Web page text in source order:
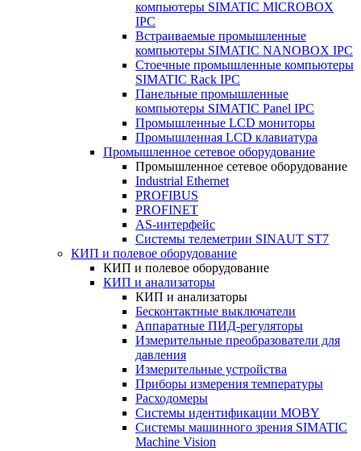
компьютеры SIMATIC MICROBOX
IPC
Встраиваемые промышленные
компьютеры SIMATIC NANOBOX IPC
Стоечные промышленные компьютеры
SIMATIC Rack IPC
Панельные промышленные
компьютеры SIMATIC Panel IPC
Промышленные LCD мониторы
Промышленная LCD клавиатура
Промышленное сетевое оборудование
Промышленное сетевое оборудование
Industrial Ethernet
PROFIBUS
PROFINET
AS-интерфейс
Системы телеметрии SINAUT ST7
КИП и полевое оборудование
КИП и полевое оборудование
КИП и анализаторы
КИП и анализаторы
Бесконтактные выключатели
Аппаратные ПИД-регуляторы
Измерительные преобразователи для
давления
Измерительные устройства
Приборы измерения температуры
Расходомеры
Системы идентификации MOBY
Системы машинного зрения SIMATIC
Machine Vision